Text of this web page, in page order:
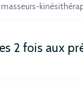
2 fois aux